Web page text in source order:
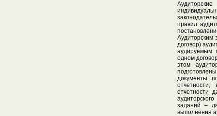
правил
Аудиторским
договор)
аудируемым
одном
этом
документы
отчетности,
отчетности
заданий –
выполнения